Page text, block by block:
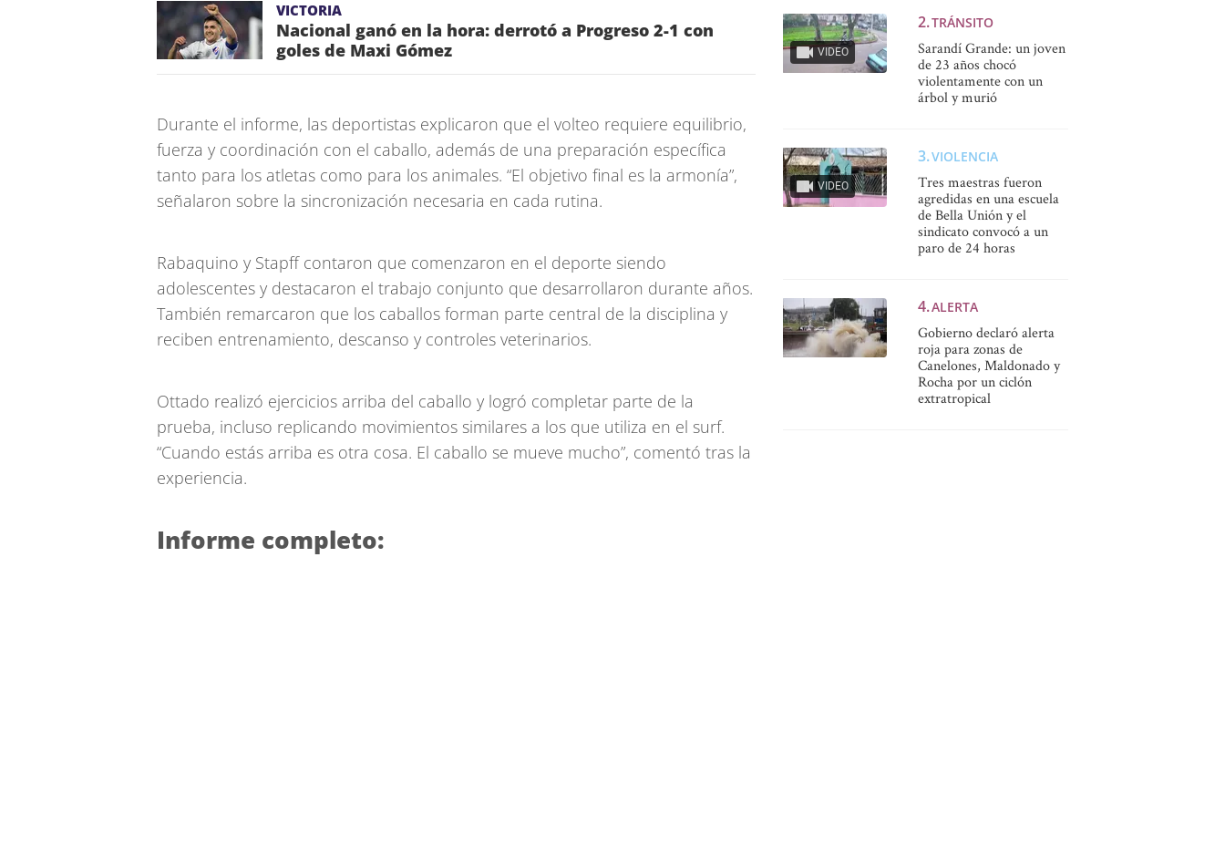
VICTORIA
Nacional ganó en la hora: derrotó a Progreso 2-1 con
goles de Maxi Gómez
Durante el informe, las deportistas explicaron que el volteo requiere equilibrio,
fuerza y coordinación con el caballo, además de una preparación específica
tanto para los atletas como para los animales. “El objetivo final es la armonía”,
señalaron sobre la sincronización necesaria en cada rutina.
Rabaquino y Stapff contaron que comenzaron en el deporte siendo
adolescentes y destacaron el trabajo conjunto que desarrollaron durante años.
También remarcaron que los caballos forman parte central de la disciplina y
reciben entrenamiento, descanso y controles veterinarios.
Ottado realizó ejercicios arriba del caballo y logró completar parte de la
prueba, incluso replicando movimientos similares a los que utiliza en el surf.
“Cuando estás arriba es otra cosa. El caballo se mueve mucho”, comentó tras la
experiencia.
Informe completo:
VIDEO
TRÁNSITO
Sarandí Grande: un joven
de 23 años chocó
violentamente con un
árbol y murió
VIDEO
VIOLENCIA
Tres maestras fueron
agredidas en una escuela
de Bella Unión y el
sindicato convocó a un
paro de 24 horas
ALERTA
Gobierno declaró alerta
roja para zonas de
Canelones, Maldonado y
Rocha por un ciclón
extratropical